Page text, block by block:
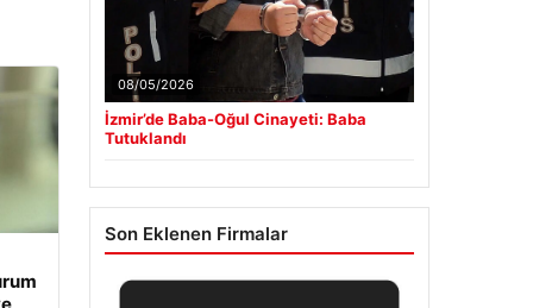
08/05/2026
İzmir’de Baba-Oğul Cinayeti: Baba
Tutuklandı
Son Eklenen Firmalar